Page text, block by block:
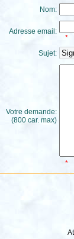
Nom:
Adresse email:
*
Sujet:
Votre demande:
(800 car. max)
*